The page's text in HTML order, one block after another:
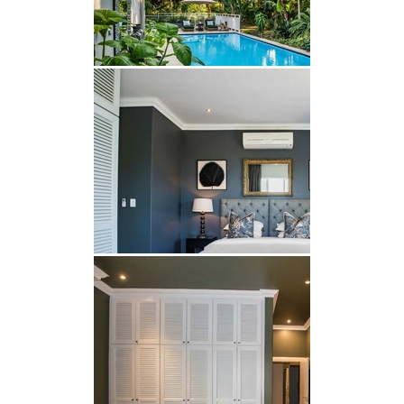
mit Herd, Backofen, Mikrowelle,
Kühl-/Gefrierschrank, Besteck und Geschirr sowie
einer Frühstücksbar mit Hockern. Die angrenzende
Lounge bietet bequeme Sitzgelegenheiten und
einen Flachbildfernseher mit ausgewählten DStv-
Kanälen. Kostenloses WLAN ist im gesamten
Anwesen verfügbar.
Gäste können auf der geräumigen Holzterrasse
entspannen, die ein Sportbecken, Sonnenliegen
und Grillmöglichkeiten umfasst. Für zusätzlichen
Spaß bietet das Anwesen auch einen Whirlpool
und einen Billardtisch. Sichere Parkplätze stehen
mit 24-Stunden-Sicherheitsdienst vor Ort zur
Verfügung.
Das Anwesen liegt neben dem Selborne Golf Club,
nur wenige Minuten vom Strand und den
nahegelegenen Restaurants entfernt. Ein Backup-
Wechselrichter und ein JoJo-Tank sorgen bei
Stromausfällen und Wasserausfällen für Komfort.